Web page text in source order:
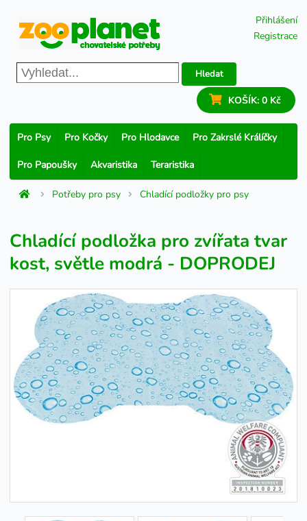
Přihlášení
Registrace
Hledat
KOŠÍK: 0 Kč
Pro Psy Pro Kočky Pro Hlodavce Pro Zakrslé Králíčky
Pro Papoušky Akvaristika Teraristika
Potřeby pro psy Chladící podložky pro psy
Chladící podložka pro zvířata tvar
kost, světle modrá - DOPRODEJ